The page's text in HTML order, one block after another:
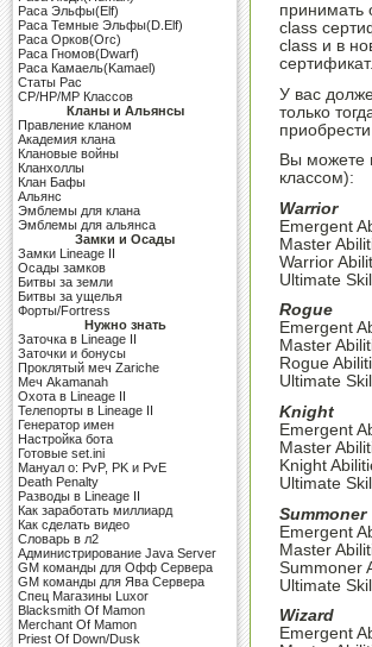
Раса Эльфы(Elf)
Раса Темные Эльфы(D.Elf)
Раса Орков(Orc)
Раса Гномов(Dwarf)
Раса Камаель(Kamael)
Cтаты Рас
CP/HP/MP Классов
Кланы и Альянсы
Правление кланом
Академия клана
Клановые войны
Кланхоллы
Клан Бафы
Альянс
Эмблемы для клана
Эмблемы для альянса
Замки и Осады
Замки Lineage II
Осады замков
Битвы за земли
Битвы за ущелья
Форты/Fortress
Нужно знать
Заточка в Lineage II
Заточки и бонусы
Проклятый меч Zariche
Меч Akamanah
Охота в Lineage II
Телепорты в Lineage II
Генератор имен
Настройка бота
Готовые set.ini
Мануал о: PvP, PK и PvE
Death Penalty
Разводы в Lineage II
Как заработать миллиард
Как сделать видео
Словарь в л2
Администрирование Java Server
GM команды для Офф Сервера
GM команды для Ява Сервера
Cпец Магазины Luxor
Blacksmith Of Mamon
Merchant Of Mamon
Priest Of Down/Dusk
принимать
class
class и в
сертификат.
У вас
только
Вы можете
классом):
Warrior
Emergent
Master
Warrior
Ultimate
Rogue
Emergent
Master
Rogue
Ultimate
Knight
Emergent
Master
Knight
Ultimate
Summoner
Emergent
Master
Summoner
Ultimate
Wizard
Emergent